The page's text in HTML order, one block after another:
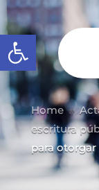
Abrir barra de
Home 9
escritura
para